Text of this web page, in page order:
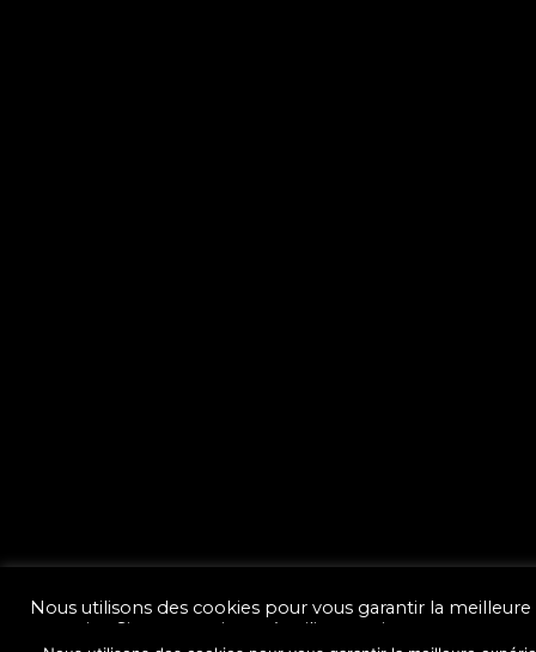
Nous utilisons des cookies pour vous garantir la
mon site. Si vous continuez à utiliser ce site, nous